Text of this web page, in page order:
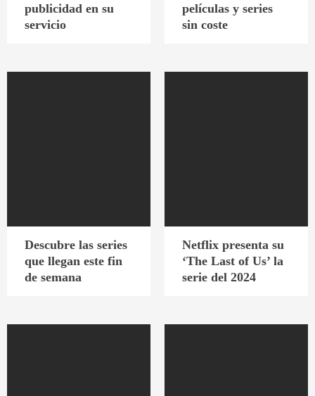
publicidad en su
servicio
películas y series
sin coste
Descubre las series
que llegan este fin
de semana
Netflix presenta su
‘The Last of Us’ la
serie del 2024